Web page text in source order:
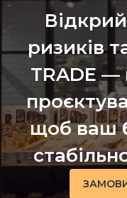
ризиків
TRADE —
щоб ваш